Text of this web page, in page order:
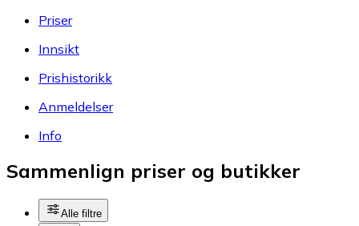
Priser
Innsikt
Prishistorikk
Anmeldelser
Info
Sammenlign priser og butikker
Alle filtre